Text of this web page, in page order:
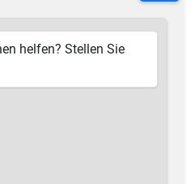
helfen? Stellen Sie